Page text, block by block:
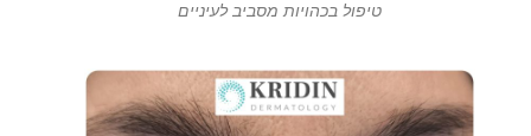
טיפול בכהויות מסביב לעיניים